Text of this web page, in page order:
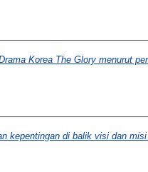
Korea The Glory menurut
kepentingan di balik visi dan